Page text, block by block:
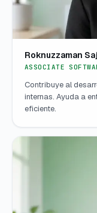
Roknuzzaman
ASSOCIATE
Contribuye al
internas. Ayuda a
eficiente.